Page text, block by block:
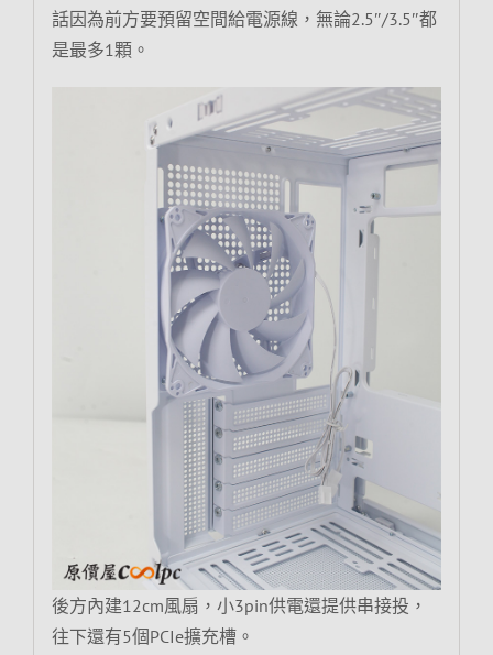
話因為前方要預留空間給電源線，無論2.5″/3.5″都
是最多1顆。
後方內建12cm風扇，小3pin供電還提供串接投，
往下還有5個PCIe擴充槽。